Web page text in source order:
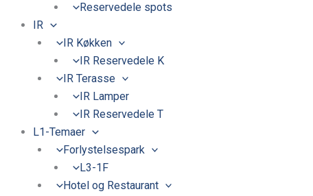
Reservedele spots
IR
IR Køkken
IR Reservedele K
IR Terasse
IR Lamper
IR Reservedele T
L1-Temaer
Forlystelsespark
L3-1F
Hotel og Restaurant